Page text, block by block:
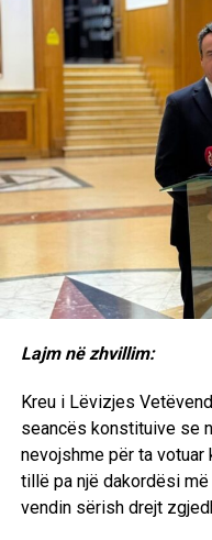
fëmijëve të
organizimin e ekipeve
zonat me mbulueshmëri
Instituti rikujtoi se
dhe më e sigurt për
shëndetit publik, duke
vaksinim rrit rrezikun e
komplikimeve serioze,
me imunitet të dobësuar.
UP NEXT
Ferizaj dhe Dukagjini
së Kosovës
DON'T MISS
Rama vizitë zyrtare në
Lajm në zhvillim:
Kreu i Lëvizjes
seancës konstituive se
nevojshme për ta votuar
tillë pa një dakordësi
vendin sërish drejt